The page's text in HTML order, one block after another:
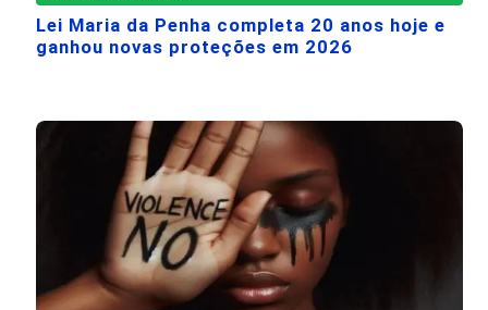
Lei Maria da Penha completa 20 anos hoje e
ganhou novas proteções em 2026